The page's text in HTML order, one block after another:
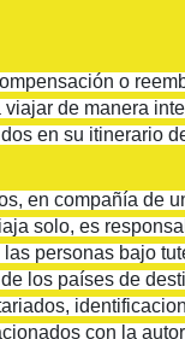
o
de manera
en su itinerario
en compañía de
solo, es
personas bajo
los países de
con la